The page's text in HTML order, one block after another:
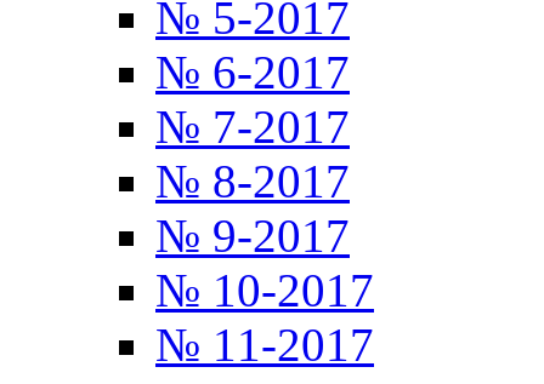
№ 5-2017
№ 6-2017
№ 7-2017
№ 8-2017
№ 9-2017
№ 10-2017
№ 11-2017